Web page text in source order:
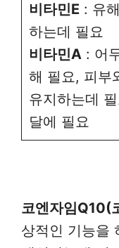
비타민E : 유
하는데 필요
비타민A : 어
해 필요, 피부
유지하는데
달에 필요
코엔자임Q10(
상적인 기능을